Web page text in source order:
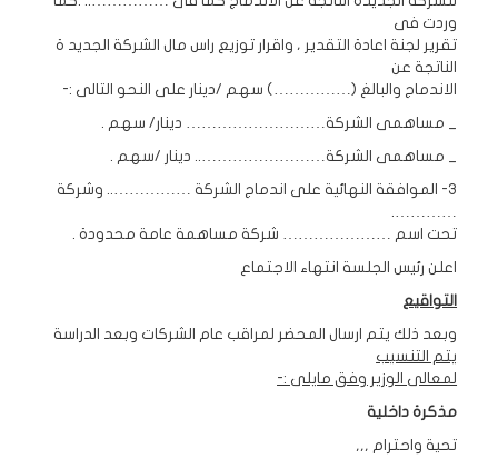
وردت فى
تقرير لجنة اعادة التقدير ، واقرار توزيع راس مال الشركة الجديد ة
الناتجة عن
الاندماج والبالغ (……………) سهم /دينار على النحو التالى :-
_ مساهمى الشركة……………………… دينار/ سهم .
_ مساهمى الشركة…………………….. دينار /سهم .
3- الموافقة النهائية على اندماج الشركة …………….. وشركة
………….
تحت اسم ………………… شركة مساهمة عامة محدودة .
اعلن رئيس الجلسة انتهاء الاجتماع
التواقيع
وبعد ذلك يتم ارسال المحضر لمراقب عام الشركات وبعد الدراسة
يتم التنسيب
لمعالى الوزير وفق مايلى :-
مذكرة داخلية
تحية واحترام ,,,